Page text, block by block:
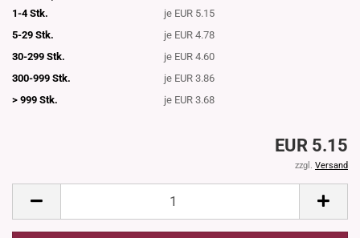
1-4 Stk.
je EUR 5.15
5-29 Stk.
je EUR 4.78
30-299 Stk.
je EUR 4.60
300-999 Stk.
je EUR 3.86
> 999 Stk.
je EUR 3.68
EUR 5.15
zzgl. Versand